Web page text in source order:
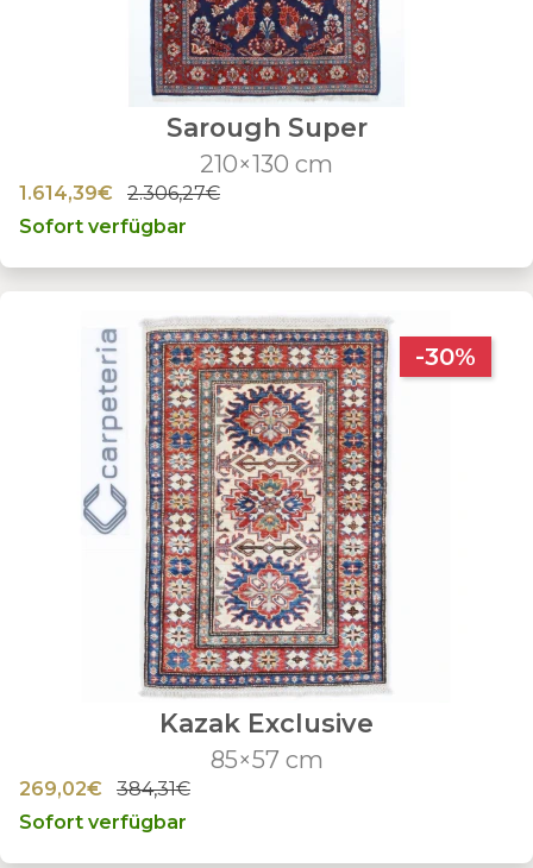
Sarough Super
210×130 cm
1.614,39€
2.306,27€
Sofort verfügbar
-30%
Kazak Exclusive
85×57 cm
269,02€
384,31€
Sofort verfügbar